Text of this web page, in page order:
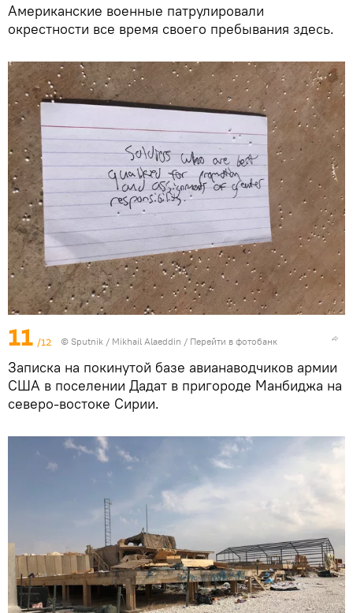
Американские военные патрулировали
окрестности все время своего пребывания здесь.
11 /12 © Sputnik / Mikhail Alaeddin / Перейти в фотобанк
Записка на покинутой базе авианаводчиков армии
США в поселении Дадат в пригороде Манбиджа на
северо-востоке Сирии.